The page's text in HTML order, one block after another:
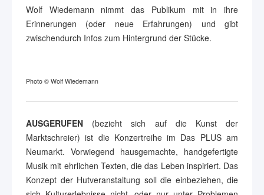
Wolf Wiedemann nimmt das Publikum mit in ihre
Erinnerungen (oder neue Erfahrungen) und gibt
zwischendurch Infos zum Hintergrund der Stücke.
Photo © Wolf Wiedemann
AUSGERUFEN (bezieht sich auf die Kunst der
Marktschreier) ist die Konzertreihe im Das PLUS am
Neumarkt. Vorwiegend hausgemachte, handgefertigte
Musik mit ehrlichen Texten, die das Leben inspiriert. Das
Konzept der Hutveranstaltung soll die einbeziehen, die